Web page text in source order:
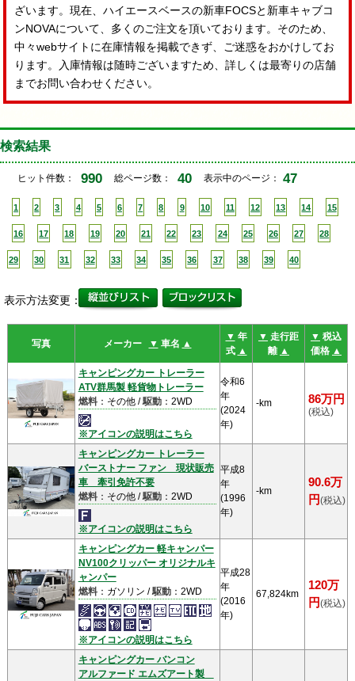
ざいます。現在、ハイエースベースの新車FOCSと新車キャブコ
ンNOVAについて、多くのご注文を頂いております。そのため、
中々webサイトに在庫情報を掲載できず、ご迷惑をおかけしてお
ります。入庫情報は随時ございますため、詳しくは最寄りの店舗
までお問い合わせください。
検索結果
ヒット件数： 990 総ページ数： 40 表示中のページ： 47
1 2 3 4 5 6 7 8 9 10 11 12 13 14 15
16 17 18 19 20 21 22 23 24 25 26 27 28
29 30 31 32 33 34 35 36 37 38 39 40
表示方法変更：
写真 メーカー ▼ 車名 ▲
▼ 年
式 ▲
▼ 走行距
離 ▲
▼ 税込
価格 ▲
キャンピングカー トレーラー
ATV群馬製 軽貨物トレーラー
燃料：その他 /駆動：2WD
※アイコンの説明はこちら
令和6
年
(2024
年)
-km 86万円
(税込)
キャンピングカー トレーラー
バーストナー ファン 現状販売
車 牽引免許不要
燃料：その他 /駆動：2WD
※アイコンの説明はこちら
平成8
年
(1996
年)
-km
90.6万
円(税込)
キャンピングカー 軽キャンパー
NV100クリッパー オリジナルキ
ャンパー
燃料：ガソリン /駆動：2WD
※アイコンの説明はこちら
平成28
年
(2016
年)
67,824km
120万
円(税込)
キャンピングカー バンコン
アルファード エムズアート製